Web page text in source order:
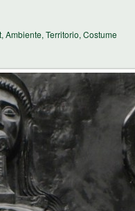
Ambiente, Territorio, Costume